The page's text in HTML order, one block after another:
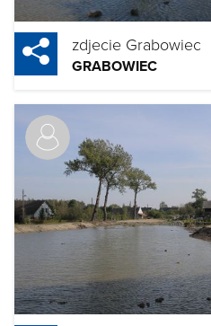
zdjecie Grabowiec
GRABOWIEC